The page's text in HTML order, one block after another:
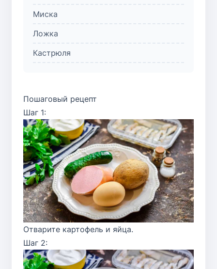
Миска
Ложка
Кастрюля
Пошаговый рецепт
Шаг 1:
Отварите картофель и яйца.
Шаг 2: